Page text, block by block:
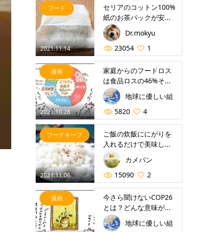
2021.11.14
フード
セリアのコットン100%
紙のお茶パックが安...
Dr.mokyu
23054
1
2021.10.28
漫画
家庭からのフードロス
は食品ロスの46%そ...
地球に優しい組
5820
4
2021.11.06
フードキープ
ご飯の炊飯ににがりを
入れるだけで美味し...
カメパン
15090
2
漫画
今さら聞けないCOP26
とは？どんな意味が...
地球に優しい組